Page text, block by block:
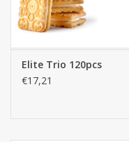
Elite Trio 120pcs
€17,21